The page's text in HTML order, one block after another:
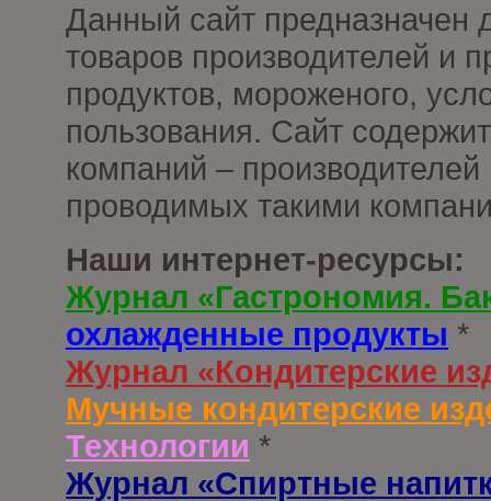
Данный сайт предназначен
товаров производителей и
продуктов, мороженого,
пользования. Сайт
компаний –
проводимых такими
Наши интернет-ресурсы:
Журнал «Гастрономия.
охлажденные продукты *
Журнал «Кондитерские
Мучные кондитерские
Технологии *
Журнал «Спиртные